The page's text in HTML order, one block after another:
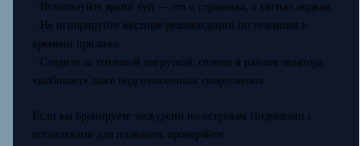
- Используйте яркий буй — это и страховка, и сигнал лодкам.
- Не игнорируйте местные рекомендации по течениям и
времени прилива.
- Следите за тепловой нагрузкой: солнце в районе экватора
«выбивает» даже подготовленных спортсменов.
Если вы бронируете экскурсии по островам Индонезии с
остановками для плавания, проверяйте: